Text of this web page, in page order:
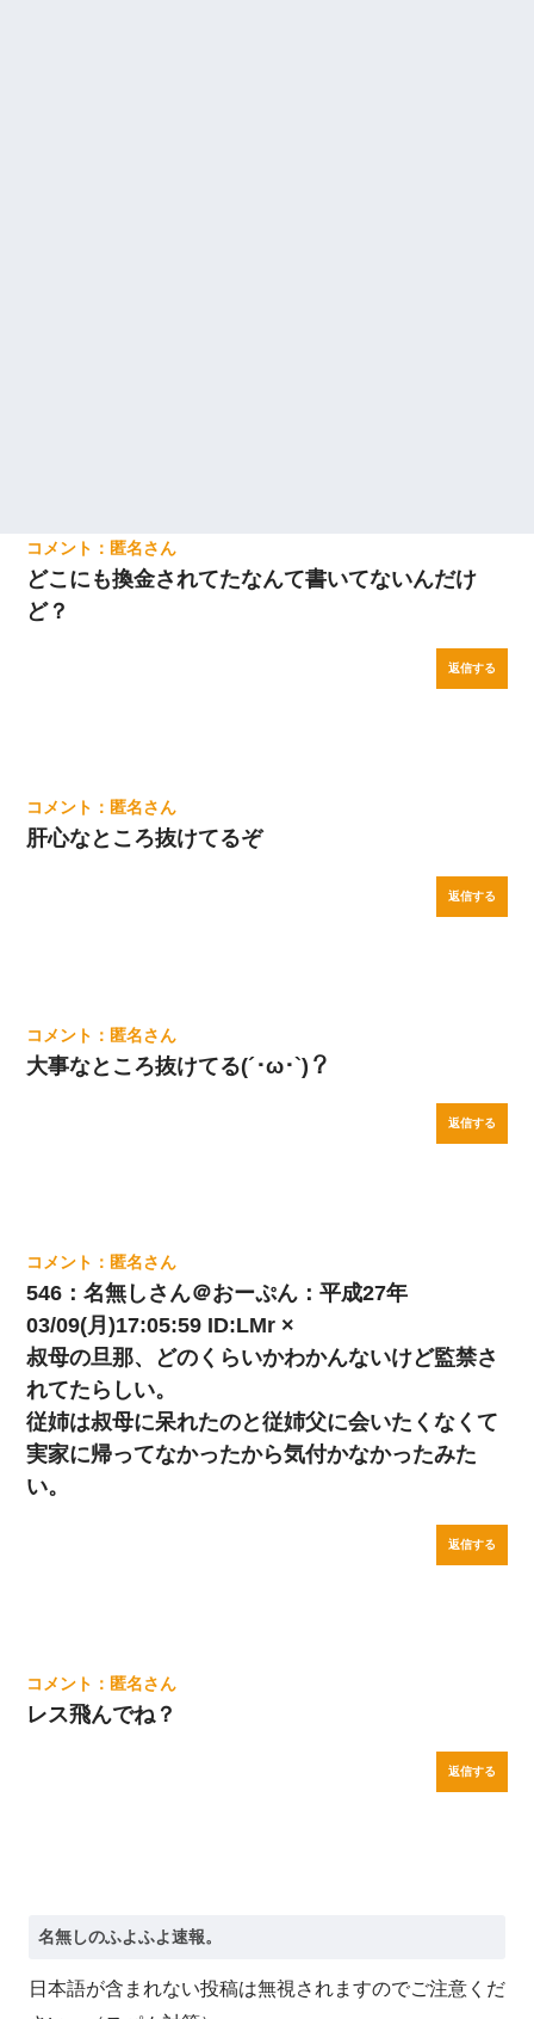
匿名
どこにも換金されてたなんて書いてないんだけ
ど？
返信する
匿名
肝心なところ抜けてるぞ
返信する
匿名
大事なところ抜けてる(´･ω･`)？
返信する
匿名
546：名無しさん＠おーぷん：平成27年
03/09(月)17:05:59 ID:LMr ×
叔母の旦那、どのくらいかわかんないけど監禁さ
れてたらしい。
従姉は叔母に呆れたのと従姉父に会いたくなくて
実家に帰ってなかったから気付かなかったみた
い。
返信する
匿名
レス飛んでね？
返信する
日本語が含まれない投稿は無視されますのでご注意くだ